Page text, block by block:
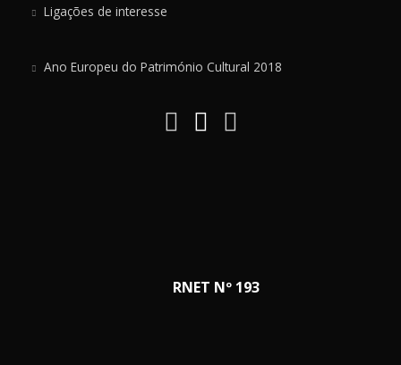
Ligações de interesse
Ano Europeu do Património Cultural 2018
RNET Nº 193